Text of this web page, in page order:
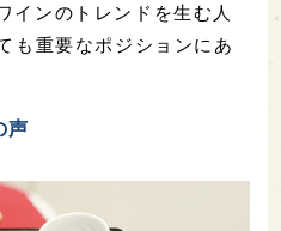
インのトレンドを生む人
も重要なポジションにあ
声